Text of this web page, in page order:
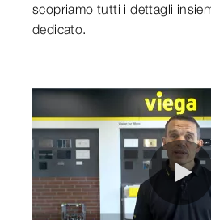
scopriamo tutti i dettagli
dedicato.